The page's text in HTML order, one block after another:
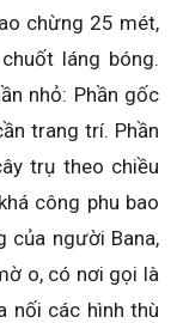
chừng 25 mét,
láng bóng.
nhỏ: Phần gốc
trang trí. Phần
trụ theo chiều
công phu bao
của người Bana,
o, có nơi gọi là
nối các hình thù